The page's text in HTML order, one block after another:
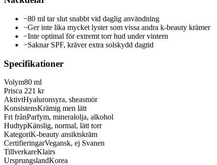
−80 ml tar slut snabbt vid daglig användning
−Ger inte lika mycket lyster som vissa andra k-beauty krämer
−Inte optimal för extremt torr hud under vintern
−Saknar SPF, kräver extra solskydd dagtid
Specifikationer
Volym80 ml
Prisca 221 kr
AktivtHyaluronsyra, sheasmör
KonsistensKrämig men lätt
Fri frånParfym, mineralolja, alkohol
HudtypKänslig, normal, lätt torr
KategoriK-beauty ansiktskräm
CertifieringarVegansk, ej Svanen
TillverkareKlairs
UrsprungslandKorea